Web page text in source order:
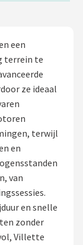
een
terrein te
ze ideaal
terwijl
en
van
en snelle
zonder
Villette